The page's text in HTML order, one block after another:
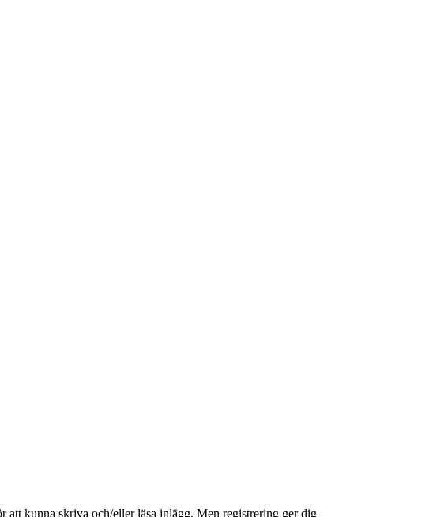
att kunna skriva och/eller läsa inlägg. Men registrering ger dig